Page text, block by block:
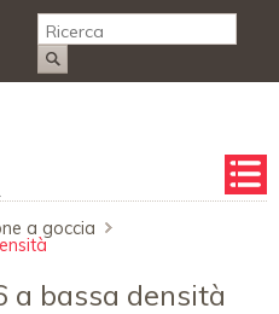
Salta
la
a goccia
a bassa densità